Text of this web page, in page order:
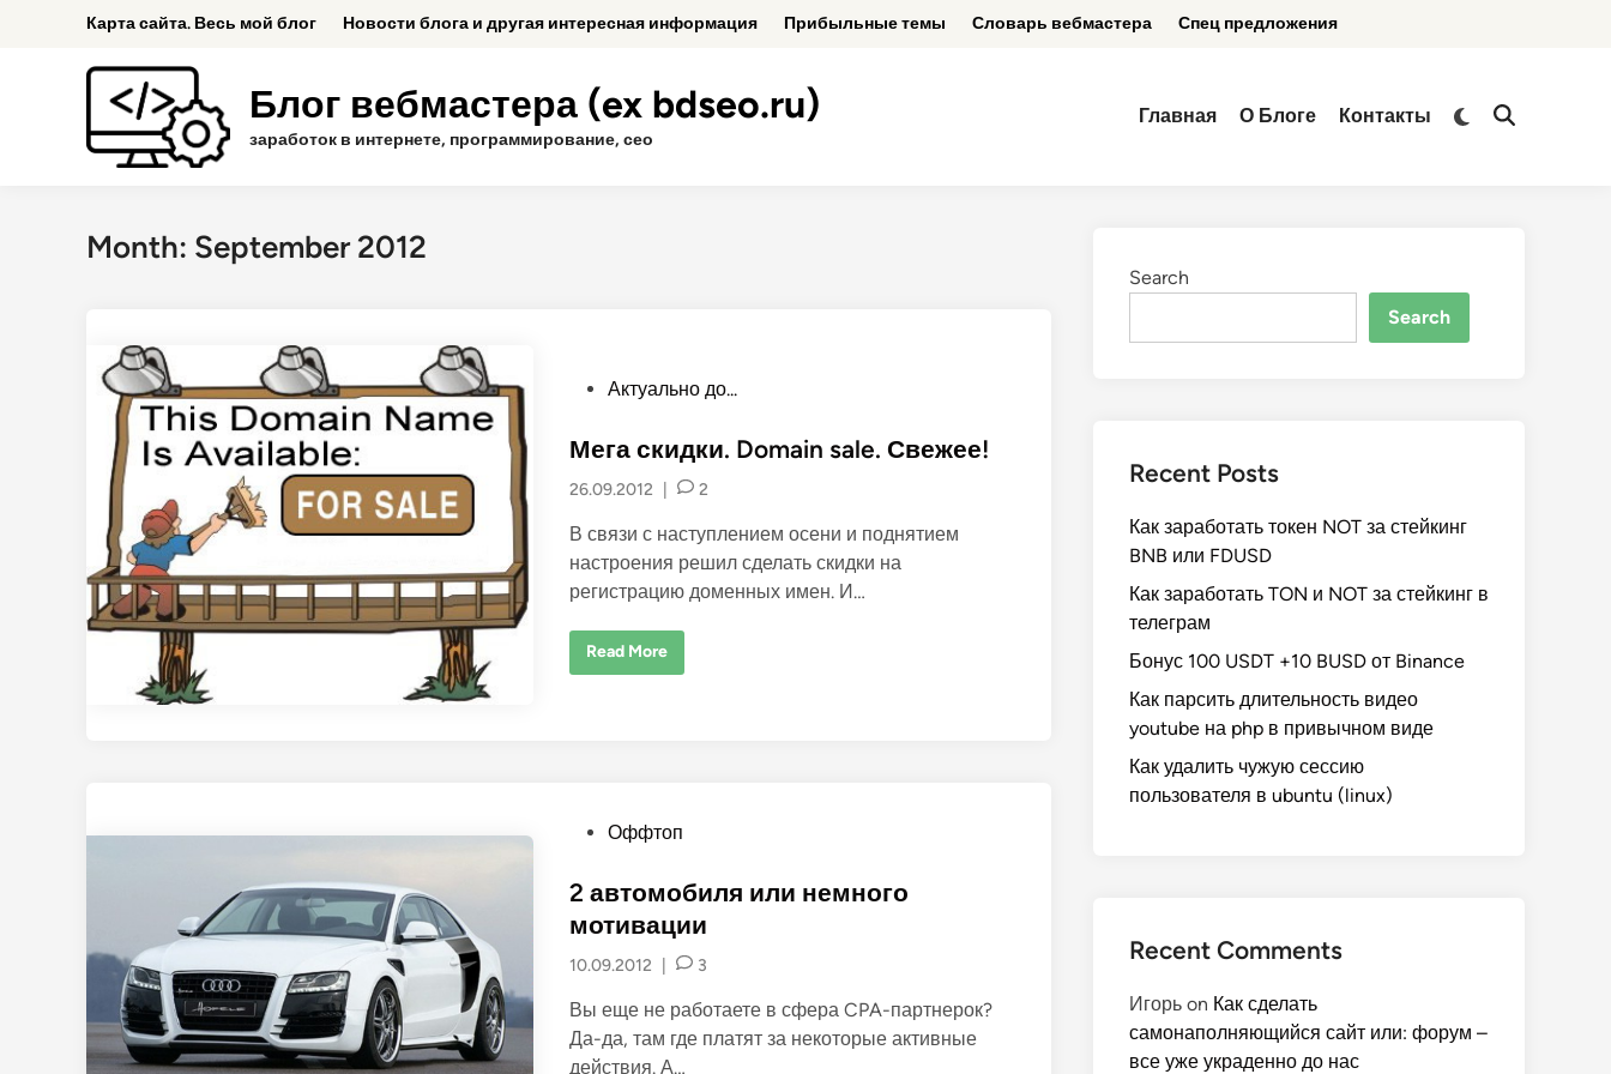
Карта сайта. Весь мой блог Новости блога и другая интересная информация Прибыльные темы Словарь вебмастера Спец предложения
Блог вебмастера (ex bdseo.ru)
заработок в интернете, программирование, сео
Главная О Блоге Контакты
Switch
Open
Month: September 2012
s
d
i
n
Актуально до...
Мега скидки. Domain sale. Свежее!
26.09.2012 2
В связи с наступлением осени и поднятием
настроения решил сделать скидки на
регистрацию доменных имен. И…
М
D
a
n
s
l
.
С
в
е
Read More
s
t
d
i
n
Оффтоп
2 автомобиля или немного
мотивации
10.09.2012 3
Вы еще не работаете в сфера CPA-партнерок?
Да-да, там где платят за некоторые активные
действия. А…
Search
Search
Recent Posts
Как заработать токен NOT за стейкинг
BNB или FDUSD
Как заработать TON и NOT за стейкинг в
телеграм
Бонус 100 USDT +10 BUSD от Binance
Как парсить длительность видео
youtube на php в привычном виде
Как удалить чужую сессию
пользователя в ubuntu (linux)
Recent Comments
Игорь on Как сделать
самонаполняющийся сайт или: форум –
все уже украденно до нас